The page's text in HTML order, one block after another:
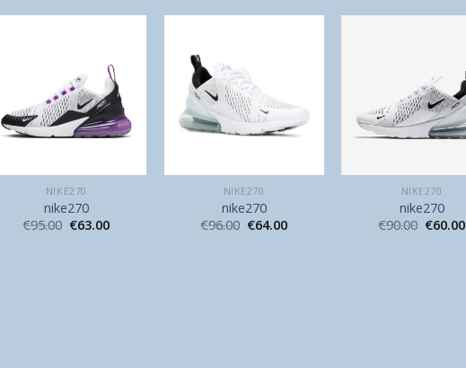
NIKE270
nike270
€95.00 €63.00
NIKE270
nike270
€96.00 €64.00
NIKE270
nike270
€90.00 €60.00